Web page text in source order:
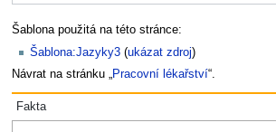
Šablona použitá na této stránce:
Šablona:Jazyky3 (ukázat zdroj)
Návrat na stránku „Pracovní lékařství“.
Fakta